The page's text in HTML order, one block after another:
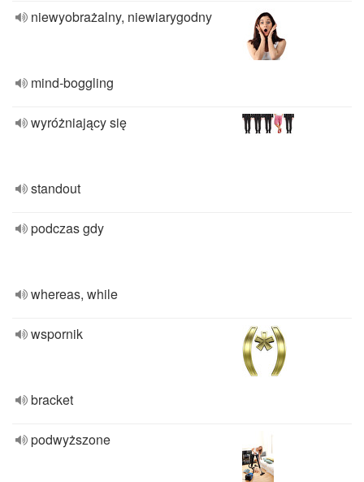
niewyobrażalny, niewiarygodny
mind-boggling
wyróżniający się
standout
podczas gdy
whereas, while
wspornik
bracket
podwyższone